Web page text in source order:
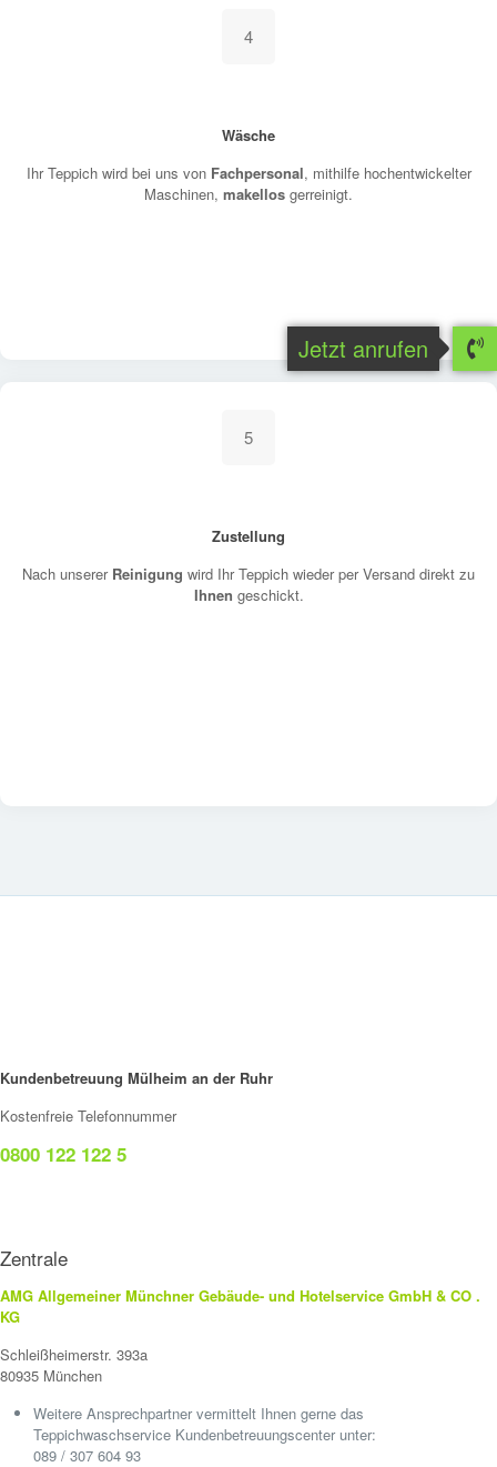
4
Wäsche
Ihr Teppich wird bei uns von Fachpersonal, mithilfe hochentwickelter
Maschinen, makellos gerreinigt.
5
Zustellung
Nach unserer Reinigung wird Ihr Teppich wieder per Versand direkt zu
Ihnen geschickt.
Kundenbetreuung Mülheim an der Ruhr
Kostenfreie Telefonnummer
0800 122 122 5
Zentrale
AMG Allgemeiner Münchner Gebäude- und Hotelservice GmbH & CO .
KG
Schleißheimerstr. 393a
80935 München
Weitere Ansprechpartner vermittelt Ihnen gerne das
Teppichwaschservice Kundenbetreuungscenter unter:
089 / 307 604 93
Jetzt anrufen